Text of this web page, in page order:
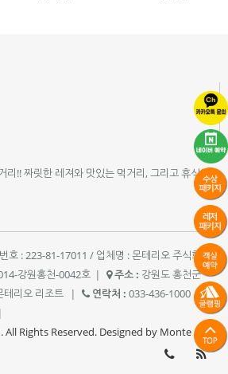
!! 짜릿한 레져와 맛있는 먹거리, 그리고 휴식이
호 : 223-81-17011 / 업체명 : 몬테리오 주식회사
강원홍천-0042호 | 주소 : 강원도 홍천군
테리오 리조트
| 연락처 : 033-436-1000
|
|
Rights Reserved. Designed by Monte rio.